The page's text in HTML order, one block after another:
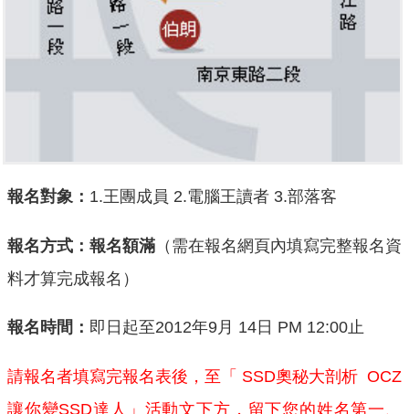
報名對象： 1.王團成員 2.電腦王讀者 3.部落客
報名方式：報名額滿 （需在報名網頁內填寫完整報名資
料才算完成報名）
報名時間： 即日起至2012年9月 14日 PM 12:00止
請報名者填寫完報名表後，至「 SSD奧秘大剖析 OCZ
讓你變SSD達人」活動文下方，留下您的姓名第一、